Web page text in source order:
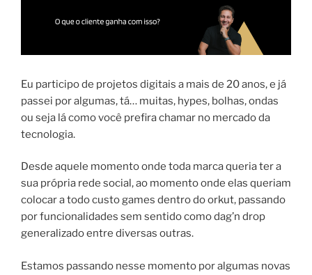
Eu participo de projetos digitais a mais de 20 anos, e já
passei por algumas, tá… muitas, hypes, bolhas, ondas
ou seja lá como você prefira chamar no mercado da
tecnologia.
Desde aquele momento onde toda marca queria ter a
sua própria rede social, ao momento onde elas queriam
colocar a todo custo games dentro do orkut, passando
por funcionalidades sem sentido como dag’n drop
generalizado entre diversas outras.
Estamos passando nesse momento por algumas novas